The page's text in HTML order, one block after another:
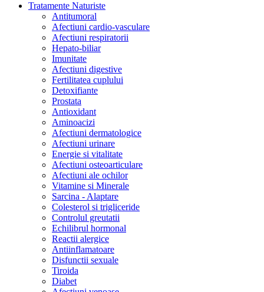
Tratamente Naturiste
Antitumoral
Afectiuni cardio-vasculare
Afectiuni respiratorii
Hepato-biliar
Imunitate
Afectiuni digestive
Fertilitatea cuplului
Detoxifiante
Prostata
Antioxidant
Aminoacizi
Afectiuni dermatologice
Afectiuni urinare
Energie si vitalitate
Afectiuni osteoarticulare
Afectiuni ale ochilor
Vitamine si Minerale
Sarcina - Alaptare
Colesterol si trigliceride
Controlul greutatii
Echilibrul hormonal
Reactii alergice
Antiinflamatoare
Disfunctii sexuale
Tiroida
Diabet